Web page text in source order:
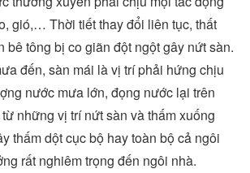
gió,… Thời tiết thay đổi liên tục, thất
bê tông bị co giãn đột ngột gây nứt sàn.
đến, sàn mái là vị trí phải hứng chịu
nước mưa lớn, đọng nước lại trên
những vị trí nứt sàn và thấm xuống
thấm dột cục bộ hay toàn bộ cả ngôi
rất nghiêm trọng đến ngôi nhà.